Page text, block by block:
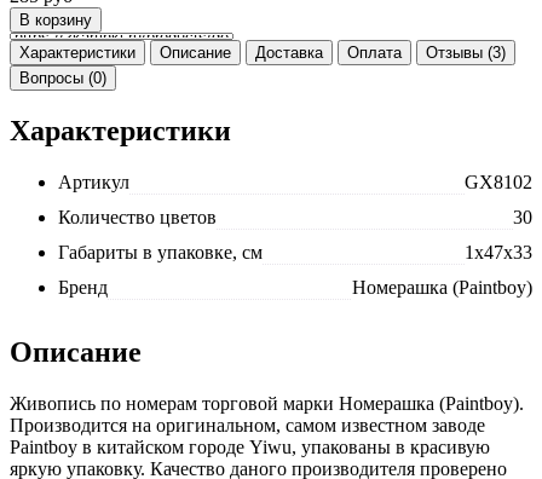
Характеристики Описание Доставка Оплата
Отзывы (3)
Вопросы (0)
Характеристики
Артикул
GX8102
Количество цветов
30
Габариты в упаковке, см
1x47x33
Бренд
Номерашка (Paintboy)
Описание
Живопись по номерам торговой марки Номерашка (Paintboy).
Производится на оригинальном, самом известном заводе
Paintboy в китайском городе Yiwu, упакованы в красивую
яркую упаковку. Качество даного производителя проверено